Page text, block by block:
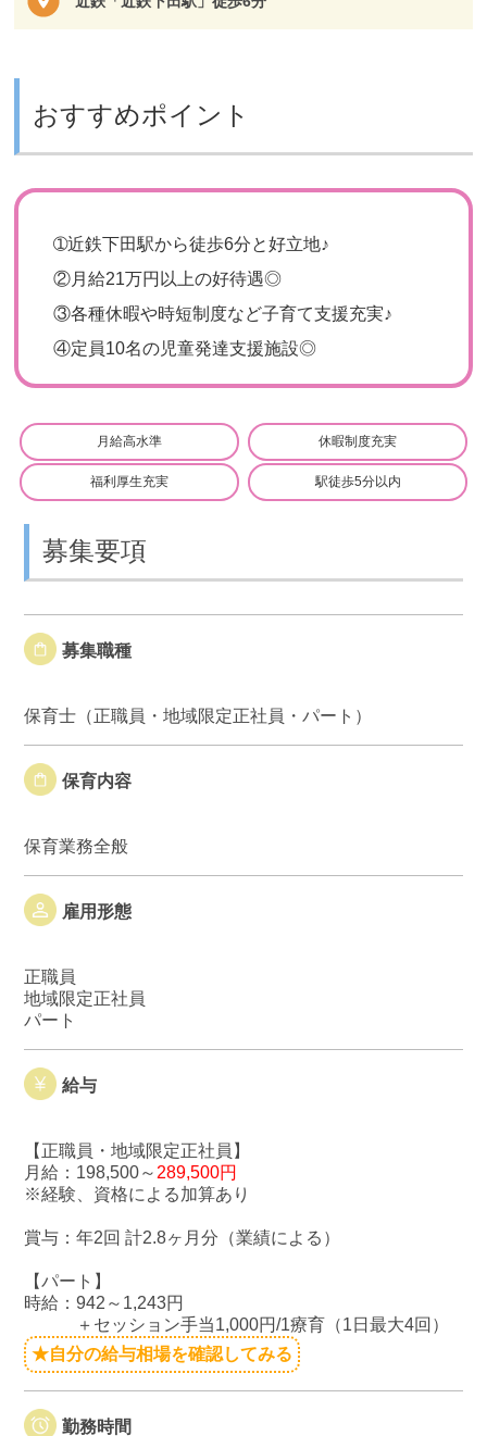
おすすめポイント
➀近鉄下田駅から徒歩6分と好立地♪
②月給21万円以上の好待遇◎
③各種休暇や時短制度など子育て支援充実♪
④定員10名の児童発達支援施設◎
月給高水準 休暇制度充実
福利厚生充実 駅徒歩5分以内
募集要項
募集職種
保育士（正職員・地域限定正社員・パート）
保育内容
保育業務全般
雇用形態
正職員
地域限定正社員
パート
給与
【正職員・地域限定正社員】
月給：198,500～ 289,500円
※経験、資格による加算あり
賞与：年2回 計2.8ヶ月分（業績による）
【パート】
時給：942～1,243円
＋セッション手当1,000円/1療育（1日最大4回）
★自分の給与相場を確認してみる
勤務時間